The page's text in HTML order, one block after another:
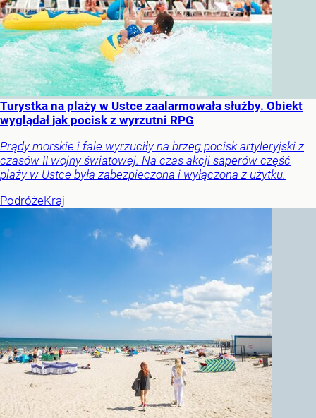
Turystka na plaży w Ustce zaalarmowała służby. Obiekt
wyglądał jak pocisk z wyrzutni RPG
Prądy morskie i fale wyrzuciły na brzeg pocisk artyleryjski z
czasów II wojny światowej. Na czas akcji saperów część
plaży w Ustce była zabezpieczona i wyłączona z użytku.
PodróżeKraj